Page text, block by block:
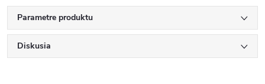
Parametre produktu
Diskusia